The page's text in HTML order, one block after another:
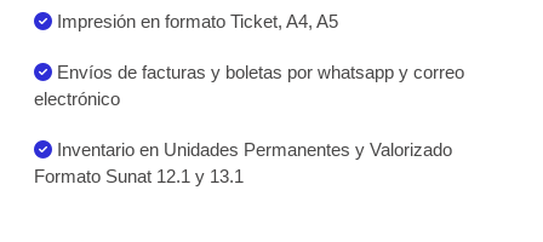
Impresión en formato Ticket, A4, A5
Envíos de facturas y boletas por whatsapp y correo
electrónico
Inventario en Unidades Permanentes y Valorizado
Formato Sunat 12.1 y 13.1